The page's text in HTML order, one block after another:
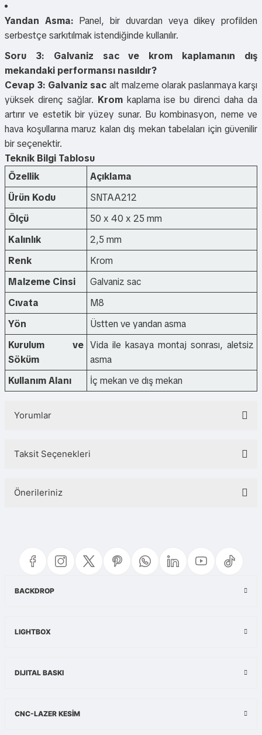
Yandan Asma: Panel, bir duvardan veya dikey profilden
serbestçe sarkıtılmak istendiğinde kullanılır.
Soru 3: Galvaniz sac ve krom kaplamanın dış
mekandaki performansı nasıldır?
Cevap 3: Galvaniz sac alt malzeme olarak paslanmaya karşı
yüksek direnç sağlar. Kromkaplama ise bu direnci daha da
artırır ve estetik bir yüzey sunar. Bu kombinasyon, neme ve
hava koşullarına maruz kalan dış mekan tabelaları için güvenilir
bir seçenektir.
Teknik Bilgi Tablosu
Özellik
Açıklama
Ürün Kodu
SNTAA212
Ölçü
50 x 40 x 25 mm
Kalınlık
2,5 mm
Renk
Krom
Malzeme Cinsi
Galvaniz sac
Cıvata
M8
Yön
Üstten ve yandan asma
Kurulum ve
Söküm
Vida ile kasaya montaj sonrası, aletsiz
asma
Kullanım Alanı
İç mekan ve dış mekan
Yorumlar
Taksit Seçenekleri
Önerileriniz
Görüş ve önerileriniz için teşekkür ederiz.
Ürün resmi kalitesiz, bozuk veya görüntülenemiyor.
BACKDROP
LIGHTBOX
DIJITAL BASKI
CNC-LAZER KESİM